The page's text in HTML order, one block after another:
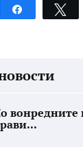
Share
вонредните